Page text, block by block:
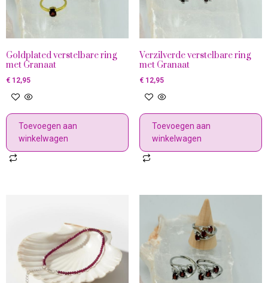
Goldplated verstelbare ring
met Granaat
€ 12,95
Toevoegen aan
winkelwagen
Verzilverde verstelbare ring
met Granaat
€12,95
Toevoegen aan
winkelwagen